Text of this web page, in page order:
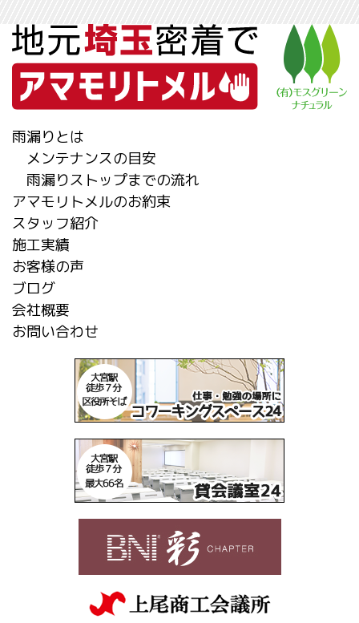
雨漏りとは
メンテナンスの目安
雨漏りストップまでの流れ
アマモリトメルのお約束
スタッフ紹介
施工実績
お客様の声
ブログ
会社概要
お問い合わせ